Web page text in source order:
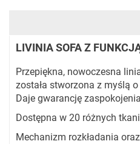
LIVINIA SOFA Z
Przepiękna, nowoczesna
została stworzona z myślą
Daje gwarancję
Dostępna w 20 różnych
Mechanizm rozkładania